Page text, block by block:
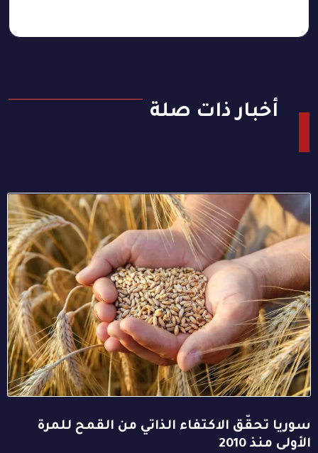
أخبار ذات صلة
سوريا تحقّق الاكتفاء الذاتي من القمح للمرة
الأولى منذ 2010